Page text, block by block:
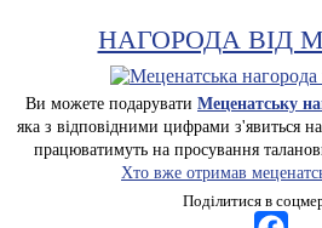
НАГОРОДА ВІД
Ви можете подарувати Меценатську
яка з відповідними цифрами з'явиться
працюватимуть на просування
Хто вже отримав
Поділитися в